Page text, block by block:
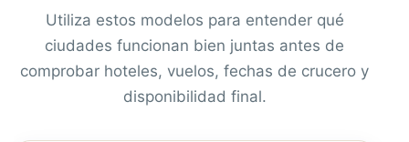
Utiliza estos modelos para entender qué
ciudades funcionan bien juntas antes de
comprobar hoteles, vuelos, fechas de crucero y
disponibilidad final.